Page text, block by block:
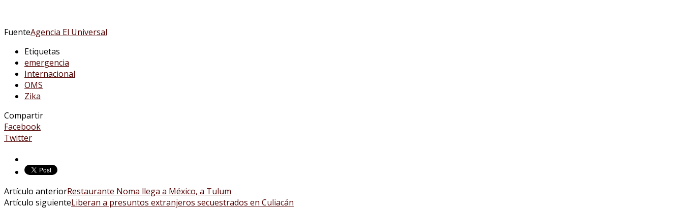
FuenteAgencia El Universal
Etiquetas
emergencia
Internacional
OMS
Zika
Compartir
Facebook
Twitter
Artículo anteriorRestaurante Noma llega a México, a Tulum
Artículo siguienteLiberan a presuntos extranjeros secuestrados en Culiacán